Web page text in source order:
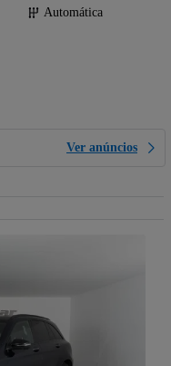
Automática
Ver anúncios